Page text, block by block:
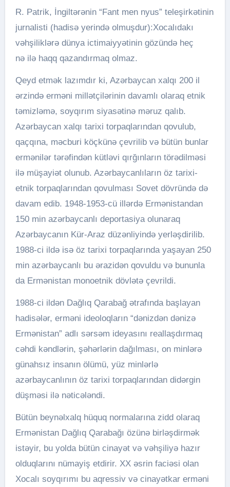
R. Patrik, İngiltərənin “Fant men nyus” teleşirkətinin
jurnalisti (hadisə yerində olmuşdur):Xocalıdakı
vəhşiliklərə dünya ictimaiyyətinin gözündə heç
nə ilə haqq qazandırmaq olmaz.
Qeyd etmək lazımdır ki, Azərbaycan xalqı 200 il
ərzində erməni millətçilərinin davamlı olaraq etnik
təmizləmə, soyqırım siyasətinə məruz qalıb.
Azərbaycan xalqı tarixi torpaqlarından qovulub,
qaçqına, məcburi köçkünə çevrilib və bütün bunlar
ermənilər tərəfindən kütləvi qırğınların törədilməsi
ilə müşayiət olunub. Azərbaycanlıların öz tarixi-
etnik torpaqlarından qovulması Sovet dövründə də
davam edib. 1948-1953-cü illərdə Ermənistandan
150 min azərbaycanlı deportasiya olunaraq
Azərbaycanın Kür-Araz düzənliyində yerləşdirilib.
1988-ci ildə isə öz tarixi torpaqlarında yaşayan 250
min azərbaycanlı bu ərazidən qovuldu və bununla
da Ermənistan monoetnik dövlətə çevrildi.
1988-ci ildən Dağlıq Qarabağ ətrafında başlayan
hadisələr, erməni ideoloqların “dənizdən dənizə
Ermənistan” adlı sərsəm ideyasını reallaşdırmaq
cəhdi kəndlərin, şəhərlərin dağılması, on minlərə
günahsız insanın ölümü, yüz minlərlə
azərbaycanlının öz tarixi torpaqlarından didərgin
düşməsi ilə nəticələndi.
Bütün beynəlxalq hüquq normalarına zidd olaraq
Ermənistan Dağlıq Qarabağı özünə birləşdirmək
istəyir, bu yolda bütün cinayət və vəhşiliyə hazır
olduqlarını nümayiş etdirir. XX əsrin faciəsi olan
Xocalı soyqırımı bu aqressiv və cinayətkar erməni